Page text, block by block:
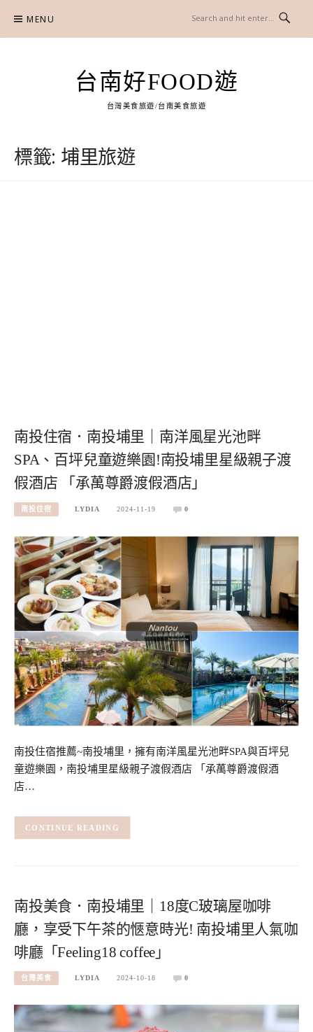
content
MENU
台南好FOOD遊
台灣美食旅遊/台南美食旅遊
標籤: 埔里旅遊
南投住宿．南投埔里｜南洋風星光池畔
SPA、百坪兒童遊樂園!南投埔里星級親子渡
假酒店 「承萬尊爵渡假酒店」
南投住宿 LYDIA 2024-11-19 0
南投住宿推薦~南投埔里，擁有南洋風星光池畔SPA與百坪兒
童遊樂園，南投埔里星級親子渡假酒店 「承萬尊爵渡假酒
店…
CONTINUE READING
南投美食．南投埔里｜18度C玻璃屋咖啡
廳，享受下午茶的愜意時光! 南投埔里人氣咖
啡廳「Feeling18 coffee」
台灣美食 LYDIA 2024-10-18 0